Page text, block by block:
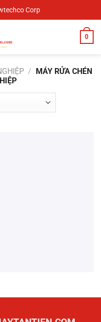
Corp
0
/ MÁY RỬA CHÉN